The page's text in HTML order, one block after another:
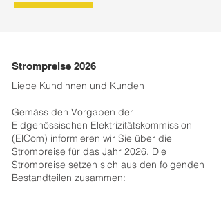
Strompreise 2026
Liebe Kundinnen und Kunden
Gemäss den Vorgaben der
Eidgenössischen Elektrizitätskommission
(ElCom) informieren wir Sie über die
Strompreise für das Jahr 2026. Die
Strompreise setzen sich aus den folgenden
Bestandteilen zusammen: